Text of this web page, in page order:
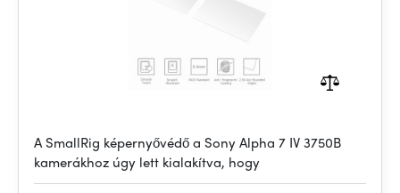
A SmallRig képernyővédő a Sony Alpha 7 IV 3750B
kamerákhoz úgy lett kialakítva, hogy